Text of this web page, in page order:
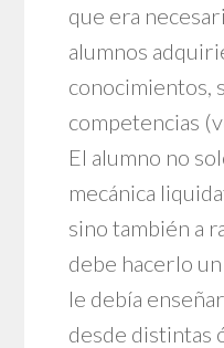
que era
alumnos
conocimientos,
competencias
El alumno no
mecánica
sino también a
debe hacerlo
le debía
desde distintas